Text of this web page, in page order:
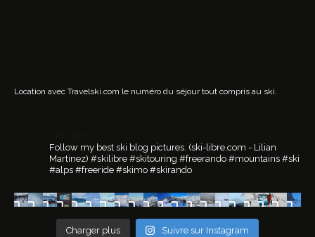
Location avec Travelski.com le numéro du séjour tout compris au ski.
Follow my best ski blog pictures. (ski-libre.com - Lilian
Martinez) #skilibre #skitouring #freerando #mountains #ski
#alps #freeride #skimo #skirando
Charger plus Suivre sur Instagram